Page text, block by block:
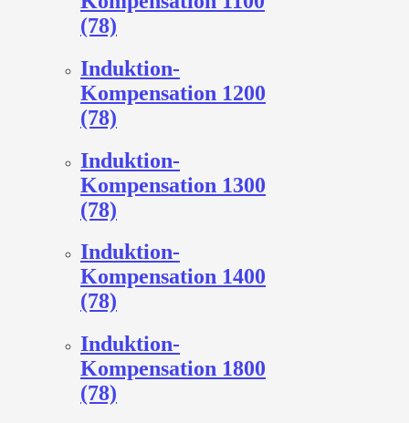
(78)
Induktion-
Kompensation 1200
(78)
Induktion-
Kompensation 1300
(78)
Induktion-
Kompensation 1400
(78)
Induktion-
Kompensation 1800
(78)